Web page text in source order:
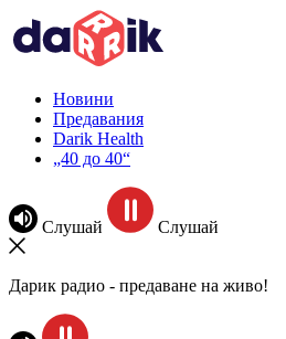
Новини
Предавания
Darik Health
„40 до 40“
Слушай Слушай
Дарик радио - предаване на живо!